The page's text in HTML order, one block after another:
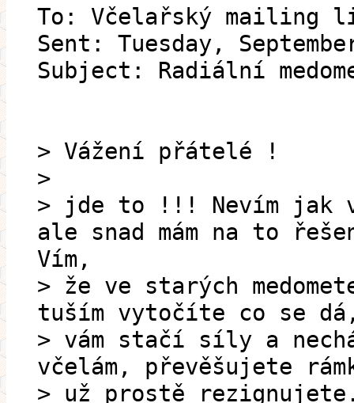
To: Včelařský mailing
Sent: Tuesday,
Subject: Radiální
> Vážení přátelé !
>
> jde to !!! Nevím jak
ale snad mám na to
Vím,
> že ve starých
tuším vytočíte co se
> vám stačí síly a
včelám, převěšujete
> už prostě